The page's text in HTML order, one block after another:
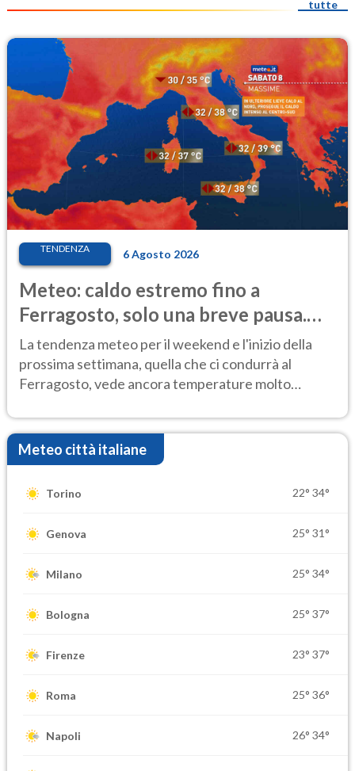
tutte
TENDENZA 6 Agosto 2026
Meteo: caldo estremo fino a
Ferragosto, solo una breve pausa.
Ecco dove
La tendenza meteo per il weekend e l'inizio della
prossima settimana, quella che ci condurrà al
Ferragosto, vede ancora temperature molto
Meteo città italiane
Torino 22° 34°
Genova 25° 31°
Milano 25° 34°
Bologna 25° 37°
Firenze 23° 37°
Roma 25° 36°
Napoli 26° 34°